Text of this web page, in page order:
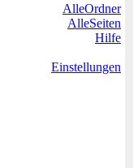
AlleOrdner
AlleSeiten
Hilfe
Einstellungen